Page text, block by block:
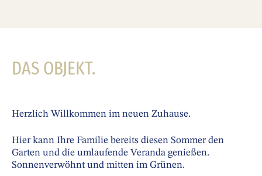
DAS OBJEKT.
Herzlich Willkommen im neuen Zuhause.
Hier kann Ihre Familie bereits diesen Sommer den
Garten und die umlaufende Veranda genießen.
Sonnenverwöhnt und mitten im Grünen.